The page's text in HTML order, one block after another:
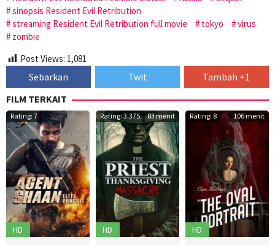
sinopsis Resident Evil Retribution
streaming Resident Evil Retribution full movie
tokyo
virus
zombie
Post Views: 1,081
Sebarkan Twit
Tambah +1
FILM TERKAIT
Rating: 7
HD
Rating: 3.375 83 menit
HD
Rating: 8 106 menit
HD